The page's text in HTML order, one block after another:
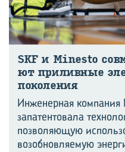
SKF и Minesto
ют при­лив­ные
по­ко­ле­ния
Инженерная компания
запатентовала
позволяющую
возобновляемую